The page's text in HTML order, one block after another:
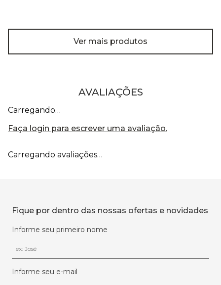
Ver mais produtos
AVALIAÇÕES
Carregando…
Faça login para escrever uma avaliação.
Carregando avaliações…
Fique por dentro das nossas ofertas e novidades
Informe seu primeiro nome
Informe seu e-mail